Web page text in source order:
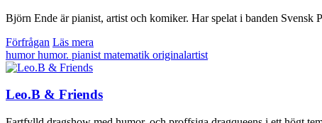
Björn Ende är pianist, artist och komiker. Har spelat i banden Svensk
Förfrågan Läs mera
humorhumor. pianist matematik originalartist
Leo.B & Friends